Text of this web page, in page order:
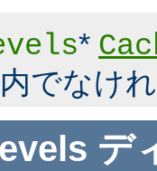
*
でなけ
デ